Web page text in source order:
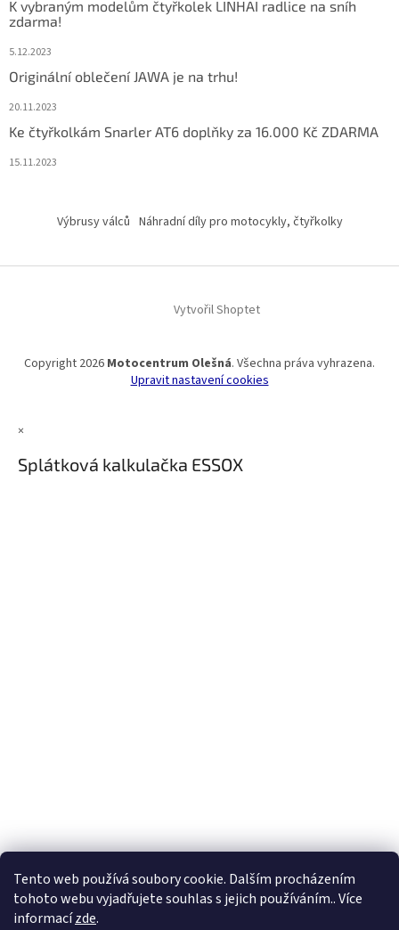
Tento web používá soubory cookie. Dalším procházením
tohoto webu vyjadřujete souhlas s jejich používáním.. Více
informacízde.
🏝️ Dovolená: 🏝️ 27.7.2026 do 9.8.2026 - bude
K vybraným modelům čtyřkolek LINHAI radlice na sníh
zdarma!
5.12.2023
Originální oblečení JAWA je na trhu!
20.11.2023
Ke čtyřkolkám Snarler AT6 doplňky za 16.000 Kč ZDARMA
15.11.2023
Výbrusy válců Náhradní díly pro motocykly, čtyřkolky
Vytvořil Shoptet
Copyright 2026 Motocentrum Olešná. Všechna práva vyhrazena.
Upravit nastavení cookies
×
Splátková kalkulačka ESSOX